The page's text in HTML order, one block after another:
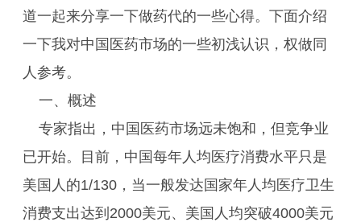
道一起来分享一下做药代的一些心得。下面介绍
一下我对中国医药市场的一些初浅认识，权做同
人参考。
一、概述
专家指出，中国医药市场远未饱和，但竞争业
已开始。目前，中国每年人均医疗消费水平只是
美国人的1/130，当一般发达国家年人均医疗卫生
消费支出达到2000美元、美国人均突破4000美元